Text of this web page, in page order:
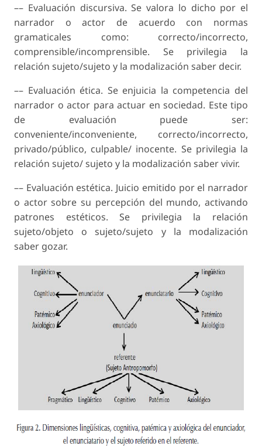
–– Evaluación discursiva. Se valora lo dicho por el
narrador o actor de acuerdo con normas
gramaticales como: correcto/incorrecto,
comprensible/incomprensible. Se privilegia la
relación sujeto/sujeto y la modalización saber decir.
–– Evaluación ética. Se enjuicia la competencia del
narrador o actor para actuar en sociedad. Este tipo
de evaluación puede ser:
conveniente/inconveniente, correcto/incorrecto,
privado/público, culpable/ inocente. Se privilegia la
relación sujeto/ sujeto y la modalización saber vivir.
–– Evaluación estética. Juicio emitido por el narrador
o actor sobre su percepción del mundo, activando
patrones estéticos. Se privilegia la relación
sujeto/objeto o sujeto/sujeto y la modalización
saber gozar.